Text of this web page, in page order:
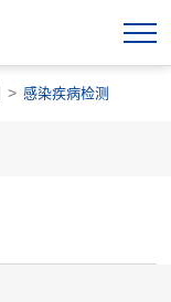
> 感染疾病检测